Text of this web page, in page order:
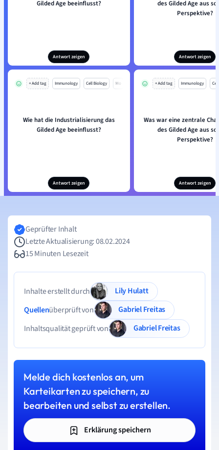
Gilded Age beeinflusst?
Antwort zeigen
des Gilded Age aus
Perspektive?
Antwort zeigen
+ Add tag Immunology Cell Biology Mo
Wie hat die Industrialisierung das
Gilded Age beeinflusst?
Antwort zeigen
+ Add tag Immunology
Was war eine zentrale
des Gilded Age aus
Perspektive?
Antwort zeigen
Geprüfter Inhalt
Letzte Aktualisierung: 08.02.2024
15 Minuten Lesezeit
Inhalte erstellt durch
Lily Hulatt
Quellenüberprüft von
Gabriel Freitas
Inhaltsqualität geprüft von
Gabriel Freitas
Melde dich kostenlos an, um
Karteikarten zu speichern, zu
bearbeiten und selbst zu erstellen.
Erklärung speichern